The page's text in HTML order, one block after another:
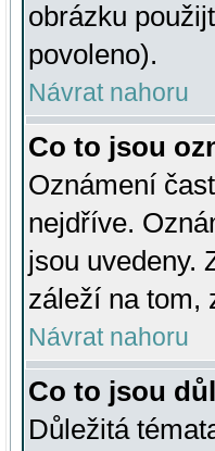
obrázku
povoleno).
Návrat nahoru
Co to jsou
Oznámení
nejdříve.
jsou uvedeny.
záleží na tom,
Návrat nahoru
Co to jsou
Důležitá